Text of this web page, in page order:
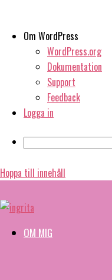
Om WordPress
WordPress.org
Dokumentation
Support
Feedback
Logga in
Hoppa till innehåll
OM MIG